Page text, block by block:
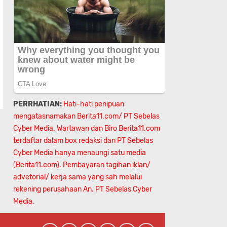
PERRHATIAN: Hati-hati penipuan
mengatasnamakan Berita11.com/ PT Sebelas
Cyber Media. Wartawan dan Biro Berita11.com
terdaftar dalam box redaksi dan PT Sebelas
Cyber Media hanya menaungi satu media
(Berita11.com). Pembayaran tagihan iklan/
advetorial/ kerja sama yang sah melalui
rekening perusahaan An. PT Sebelas Cyber
Media.